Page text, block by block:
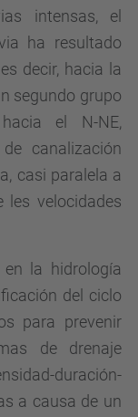
intensas, el
ha resultado
decir, hacia la
segundo grupo
el N-NE,
canalización
casi paralela a
les velocidades
la hidrología
del ciclo
para prevenir
de drenaje
duración-
a causa de un